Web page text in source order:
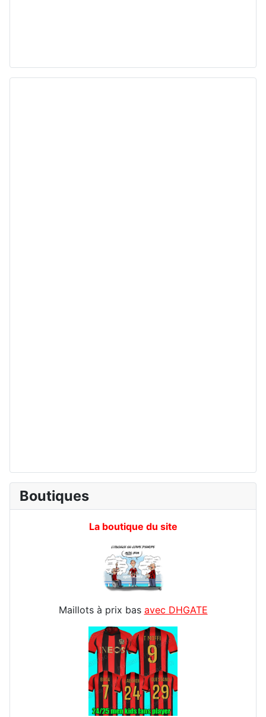
Boutiques
La boutique du site
Maillots à prix bas avec DHGATE